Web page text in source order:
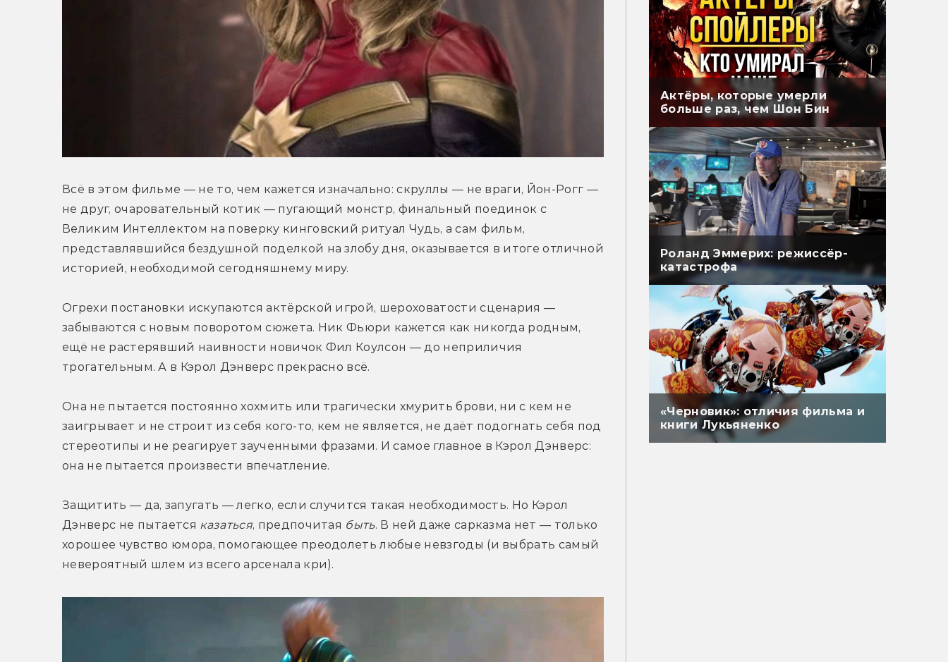
Всё в этом фильме — не то, чем кажется изначально: скруллы — не враги, Йон-Рогг —
не друг, очаровательный котик — пугающий монстр, финальный поединок с
Великим Интеллектом на поверку кинговский ритуал Чудь, а сам фильм,
представлявшийся бездушной поделкой на злобу дня, оказывается в итоге отличной
историей, необходимой сегодняшнему миру.
Огрехи постановки искупаются актёрской игрой, шероховатости сценария —
забываются с новым поворотом сюжета. Ник Фьюри кажется как никогда родным,
ещё не растерявший наивности новичок Фил Коулсон — до неприличия
трогательным. А в Кэрол Дэнверс прекрасно всё.
Она не пытается постоянно хохмить или трагически хмурить брови, ни с кем не
заигрывает и не строит из себя кого-то, кем не является, не даёт подогнать себя под
стереотипы и не реагирует заученными фразами. И самое главное в Кэрол Дэнверс:
она не пытается произвести впечатление.
Защитить — да, запугать — легко, если случится такая необходимость. Но Кэрол
Дэнверс не пытается казаться, предпочитая быть. В ней даже сарказма нет — только
хорошее чувство юмора, помогающее преодолеть любые невзгоды (и выбрать самый
невероятный шлем из всего арсенала кри).
Актёры, которые умерли
больше раз, чем Шон Бин
Роланд Эммерих: режиссёр-
катастрофа
«Черновик»: отличия фильма и
книги Лукьяненко